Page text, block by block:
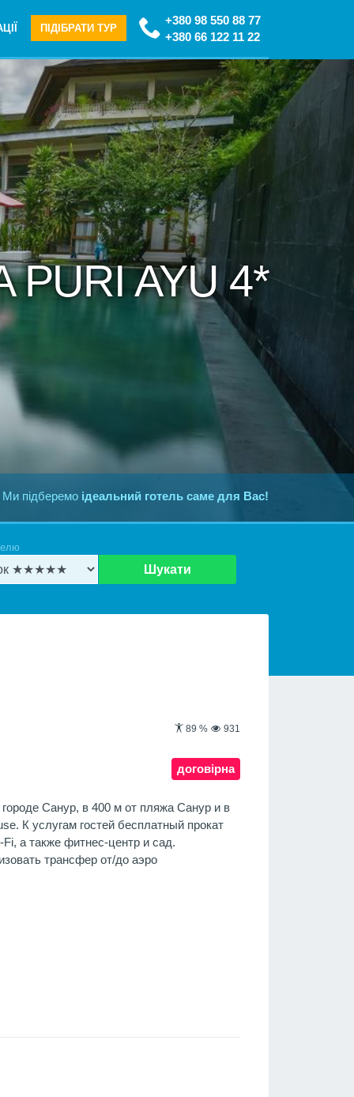
+380 98 550 88 77
+380 66 122 11 22
ПІДІБРАТИ ТУР
PURI AYU 4*
підберемо ідеальний готель саме для Вас!
Шукати
89 % 931
договірна
Санур, в 400 м от пляжа Санур и в
К услугам гостей бесплатный прокат
а также фитнес-центр и сад.
трансфер от/до аэро